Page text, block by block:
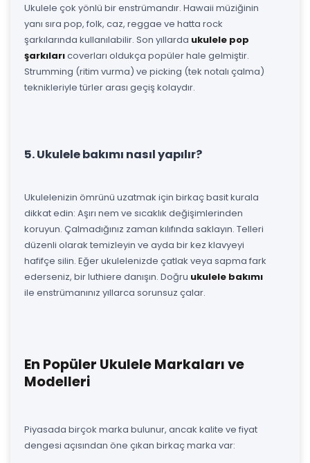
Ukulele çok yönlü bir enstrümandır. Hawaii müziğinin
yanı sıra pop, folk, caz, reggae ve hatta rock
şarkılarında kullanılabilir. Son yıllarda ukulele pop
şarkılarıcoverları oldukça popüler hale gelmiştir.
Strumming (ritim vurma) ve picking (tek notalı çalma)
teknikleriyle türler arası geçiş kolaydır.
5. Ukulele bakımı nasıl yapılır?
Ukulelenizin ömrünü uzatmak için birkaç basit kurala
dikkat edin: Aşırı nem ve sıcaklık değişimlerinden
koruyun. Çalmadığınız zaman kılıfında saklayın. Telleri
düzenli olarak temizleyin ve ayda bir kez klavyeyi
hafifçe silin. Eğer ukulelenizde çatlak veya sapma fark
ederseniz, bir luthiere danışın. Doğru ukulele bakımı
ile enstrümanınız yıllarca sorunsuz çalar.
En Popüler Ukulele Markaları ve
Modelleri
Piyasada birçok marka bulunur, ancak kalite ve fiyat
dengesi açısından öne çıkan birkaç marka var: